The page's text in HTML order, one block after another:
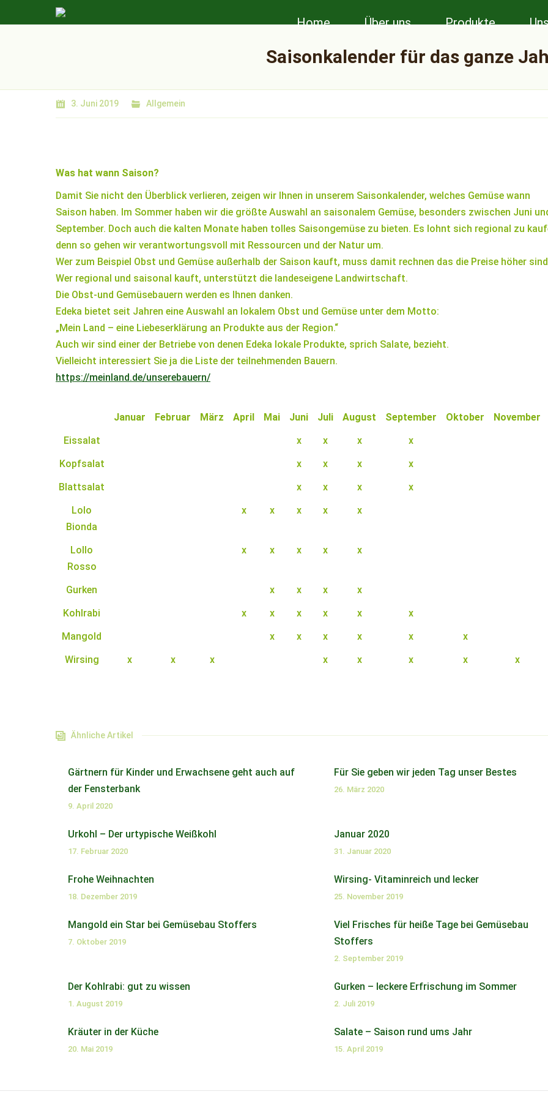
Home Über uns Produkte
Saisonkalender für das ganze
3. Juni 2019 Allgemein
Was hat wann Saison?
Damit Sie nicht den Überblick verlieren, zeigen wir Ihnen in unserem Saisonkalender, welches Gemüse wann
Saison haben. Im Sommer haben wir die größte Auswahl an saisonalem Gemüse, besonders zwischen Juni
September. Doch auch die kalten Monate haben tolles Saisongemüse zu bieten. Es lohnt sich regional zu
denn so gehen wir verantwortungsvoll mit Ressourcen und der Natur um.
Wer zum Beispiel Obst und Gemüse außerhalb der Saison kauft, muss damit rechnen das die Preise höher
Wer regional und saisonal kauft, unterstützt die landeseigene Landwirtschaft.
Die Obst-und Gemüsebauern werden es Ihnen danken.
Edeka bietet seit Jahren eine Auswahl an lokalem Obst und Gemüse unter dem Motto:
„Mein Land – eine Liebeserklärung an Produkte aus der Region.“
Auch wir sind einer der Betriebe von denen Edeka lokale Produkte, sprich Salate, bezieht.
Vielleicht interessiert Sie ja die Liste der teilnehmenden Bauern.
https://meinland.de/unserebauern/
Januar Februar März April Mai Juni Juli August September Oktober
November
Eissalat
x x x
x
Kopfsalat
x x x
x
Blattsalat
x x x
x
Lolo
Bionda
x x x x x
Lollo
Rosso
x x x x x
Gurken x x x
x
Kohlrabi
x x x x x
x
Mangold
x x x x x
x
Wirsing
x x x x x x x x
Ähnliche Artikel
Gärtnern für Kinder und Erwachsene geht auch auf
der Fensterbank
9. April 2020
Für Sie geben wir jeden Tag unser Bestes
26. März 2020
Urkohl – Der urtypische Weißkohl
17. Februar 2020
Januar 2020
31. Januar 2020
Frohe Weihnachten
18. Dezember 2019
Wirsing- Vitaminreich und lecker
25. November 2019
Mangold ein Star bei Gemüsebau Stoffers
7. Oktober 2019
Viel Frisches für heiße Tage bei Gemüsebau
Stoffers
2. September 2019
Der Kohlrabi: gut zu wissen
1. August 2019
Gurken – leckere Erfrischung im Sommer
2. Juli 2019
Kräuter in der Küche
20. Mai 2019
Salate – Saison rund ums Jahr
15. April 2019